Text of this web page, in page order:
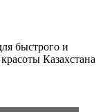
быстрого и
Казахстана